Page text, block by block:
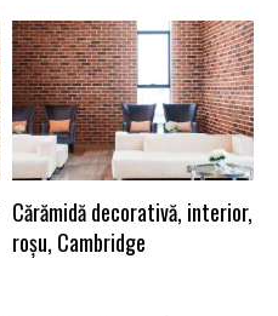
Cărămidă decorativă, interior,
roșu, Cambridge